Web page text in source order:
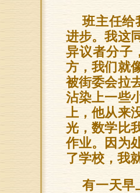
班主任给
进步。我这
异议者分子
方，我们就
被街委会拉
沾染上一些
上，他从来
光，数学比
作业。因为
了学校，我
有一天早